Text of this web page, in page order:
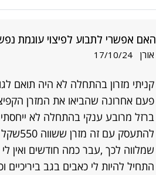
האם אפשרי לתבוע לפיצוי עוגמת
אורן 17/10/24
פעם אחרונה שהביאו את המזרן
ברזל מרובע ענקי בהתחלה לא
התחיל להיות לי כאבים בגב ביריכיים